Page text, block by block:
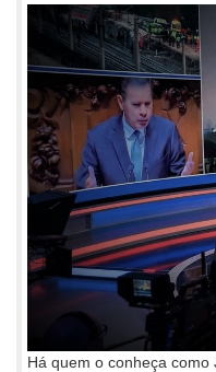
Há quem o conheça